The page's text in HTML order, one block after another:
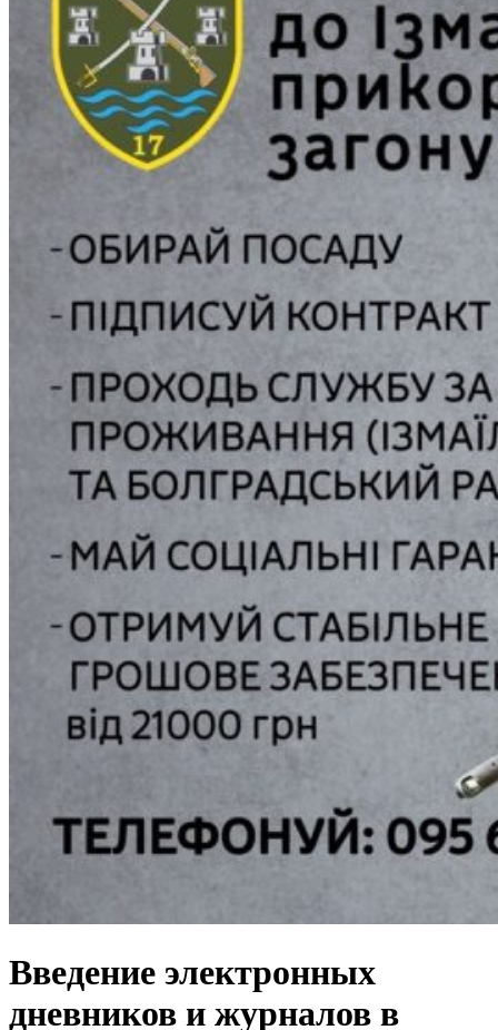
Введение электронных
дневников и журналов в